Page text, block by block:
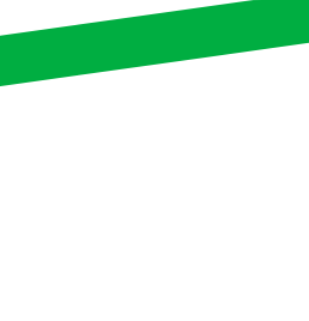
Forêts